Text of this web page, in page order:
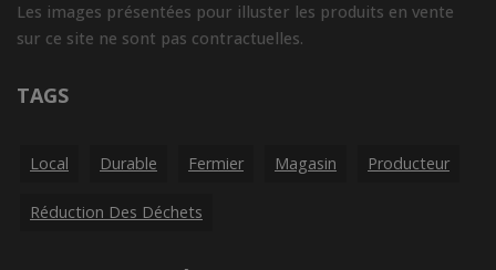
Les images présentées pour illuster les produits en vente
sur ce site ne sont pas contractuelles.
TAGS
Local Durable Fermier Magasin Producteur
Réduction Des Déchets